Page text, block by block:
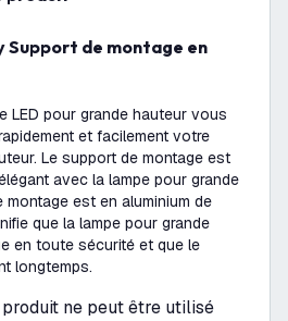
LED pour grande hauteur vous
et facilement votre
Le support de montage est
avec la lampe pour grande
montage est en aluminium de
que la lampe pour grande
en toute sécurité et que le
longtemps.
ne peut être utilisé